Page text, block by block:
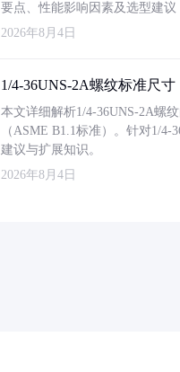
要点、性能影响因素及选型建议
2026年8月4日
1/4-36UNS-2A螺纹标准尺寸
本文详细解析1/4-36UNS-2A螺
（ASME B1.1标准）。针对1/
建议与扩展知识。
2026年8月4日